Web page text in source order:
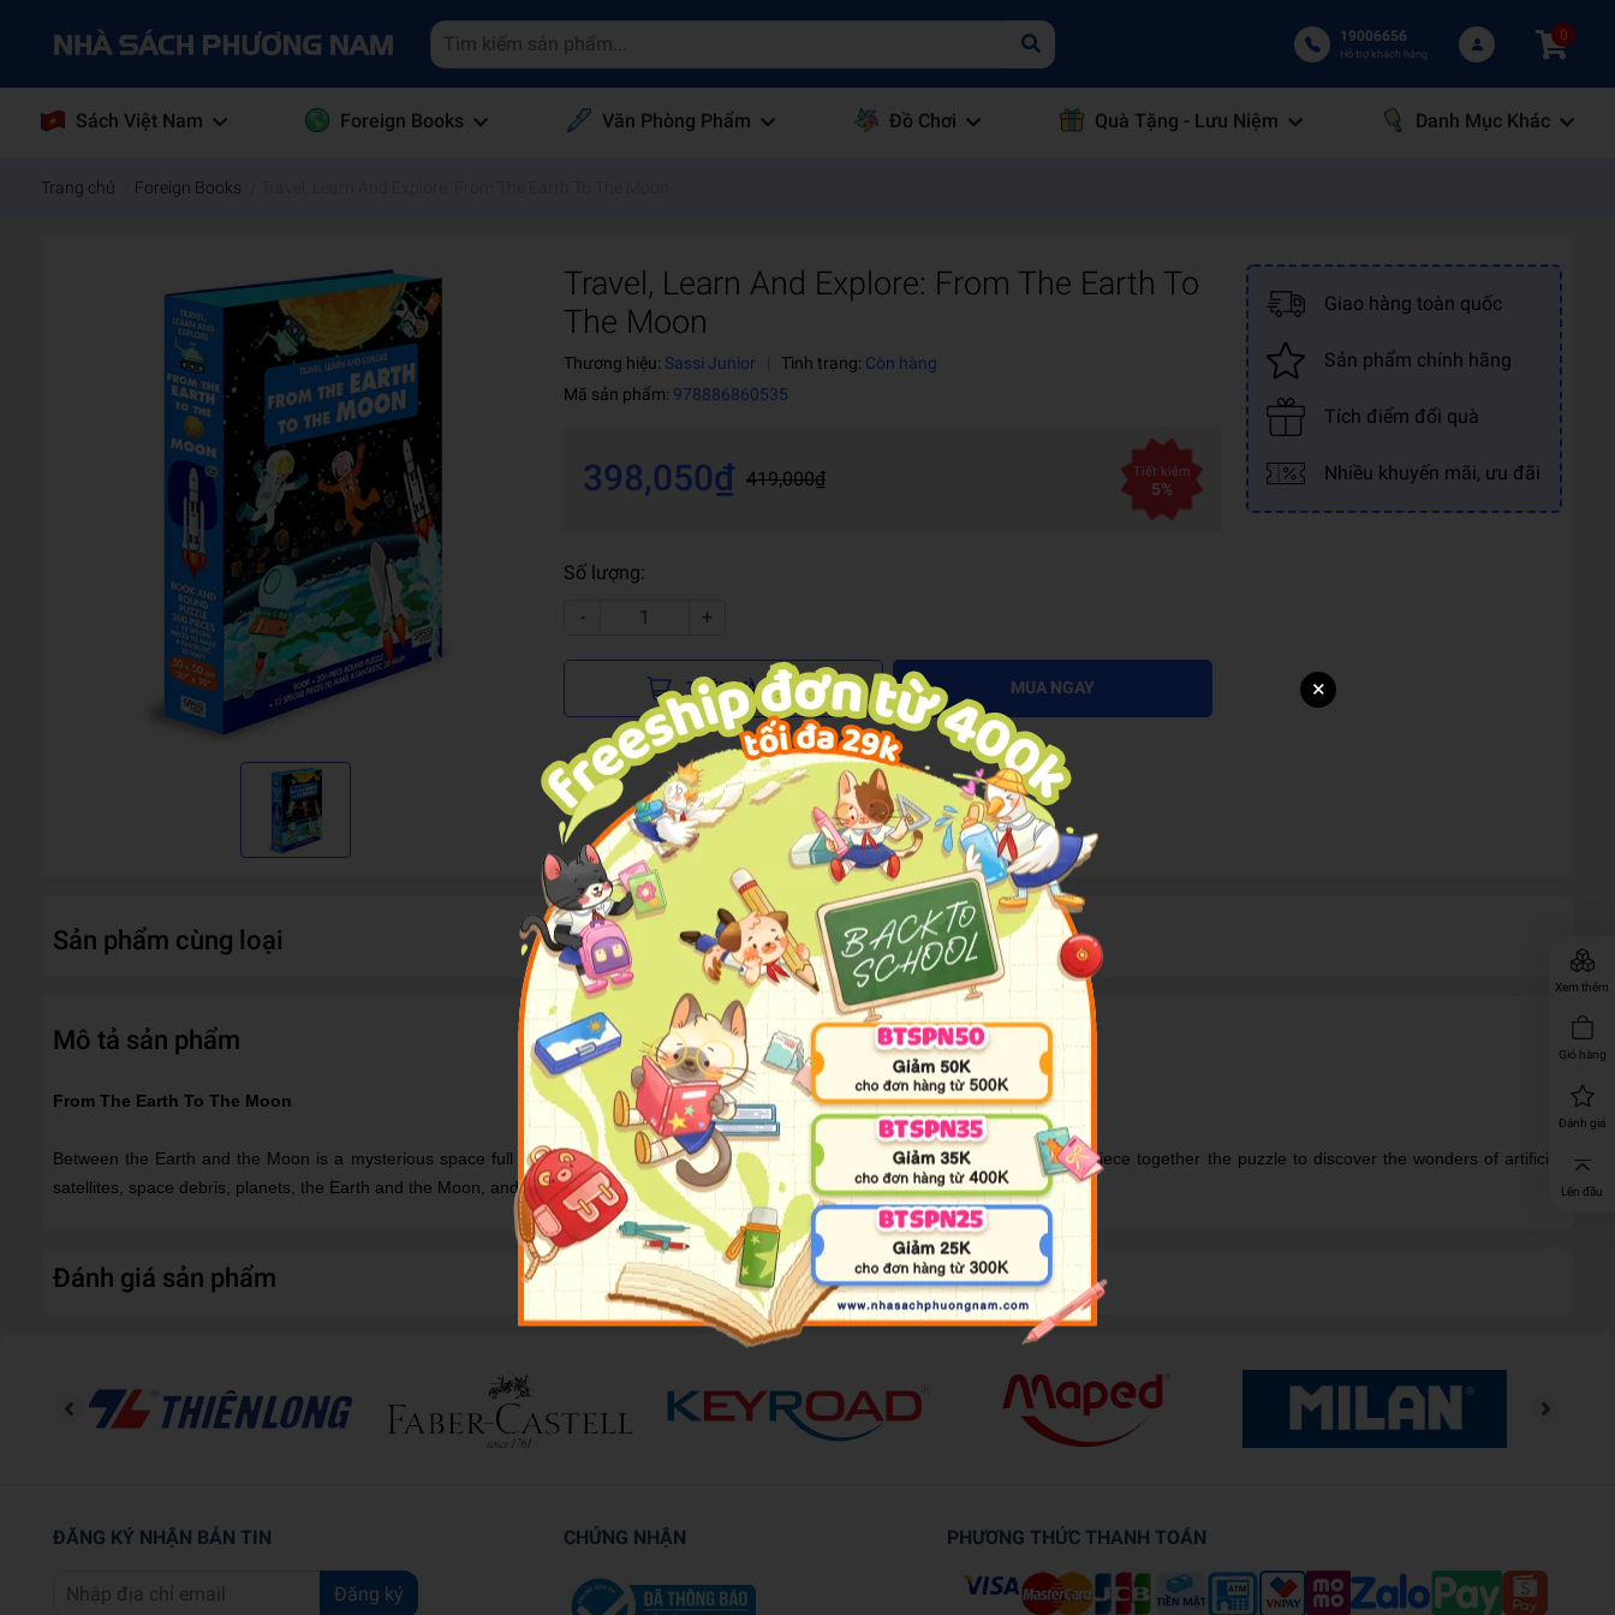
19006656
Hỗ trợ khách hàng
0
Sách Việt Nam Foreign Books Văn Phòng Phẩm Đồ Chơi Quà Tặng - Lưu Niệm Danh Mục Khác
Xem thêm
Giỏ hàng
Đánh giá
Lên đầu
Trang chủ Foreign Books
Travel, Learn And Explore: From The Earth To
The Moon
Thương hiệu: Sassi Junior Tình trạng: Còn hàng
Mã sản phẩm: 978886860535
398,050₫ 419,000₫ Tiết kiệm
5%
Số lượng:
-
+
THÊM VÀO GIỎ MUA NGAY
Giao hàng toàn quốc
Sản phẩm chính hãng
Tích điểm đổi quà
Nhiều khuyến mãi, ưu đãi
Sản phẩm cùng loại
Mô tả sản phẩm
From The Earth To The Moon
Between the Earth and the Moon is a mysterious space full of secrets yet to be revealed. Travel beyond the Earth's atmosphere and piece together the puzzle to discover the wonders of artificial
satellites, space debris, planets, the Earth and the Moon, and man's journey to the surface of the Moon.
Đánh giá sản phẩm
ĐĂNG KÝ NHẬN BẢN TIN
Đăng ký
CHỨNG NHẬN PHƯƠNG THỨC THANH TOÁN
×